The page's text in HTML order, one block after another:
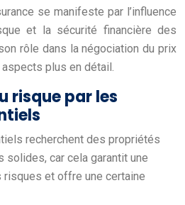
se manifeste par l’influence
et la sécurité financière des
rôle dans la négociation du prix
plus en détail.
risque par les
recherchent des propriétés
solides, car cela garantit une
et offre une certaine